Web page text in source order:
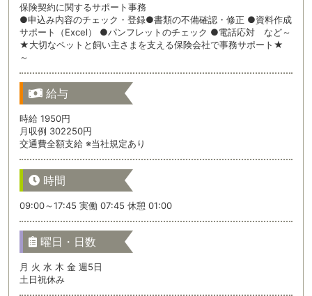
保険契約に関するサポート事務
●申込み内容のチェック・登録●書類の不備確認・修正 ●資料作成
サポート（Excel） ●パンフレットのチェック ●電話応対 など～
★大切なペットと飼い主さまを支える保険会社で事務サポート★
～
給与
時給 1950円
月収例 302250円
交通費全額支給 ※当社規定あり
時間
09:00～17:45 実働 07:45 休憩 01:00
曜日・日数
月 火 水 木 金 週5日
土日祝休み